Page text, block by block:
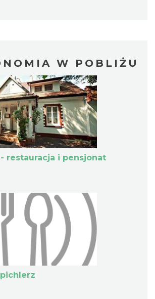
W POBLIŻU
- restauracja i pensjonat